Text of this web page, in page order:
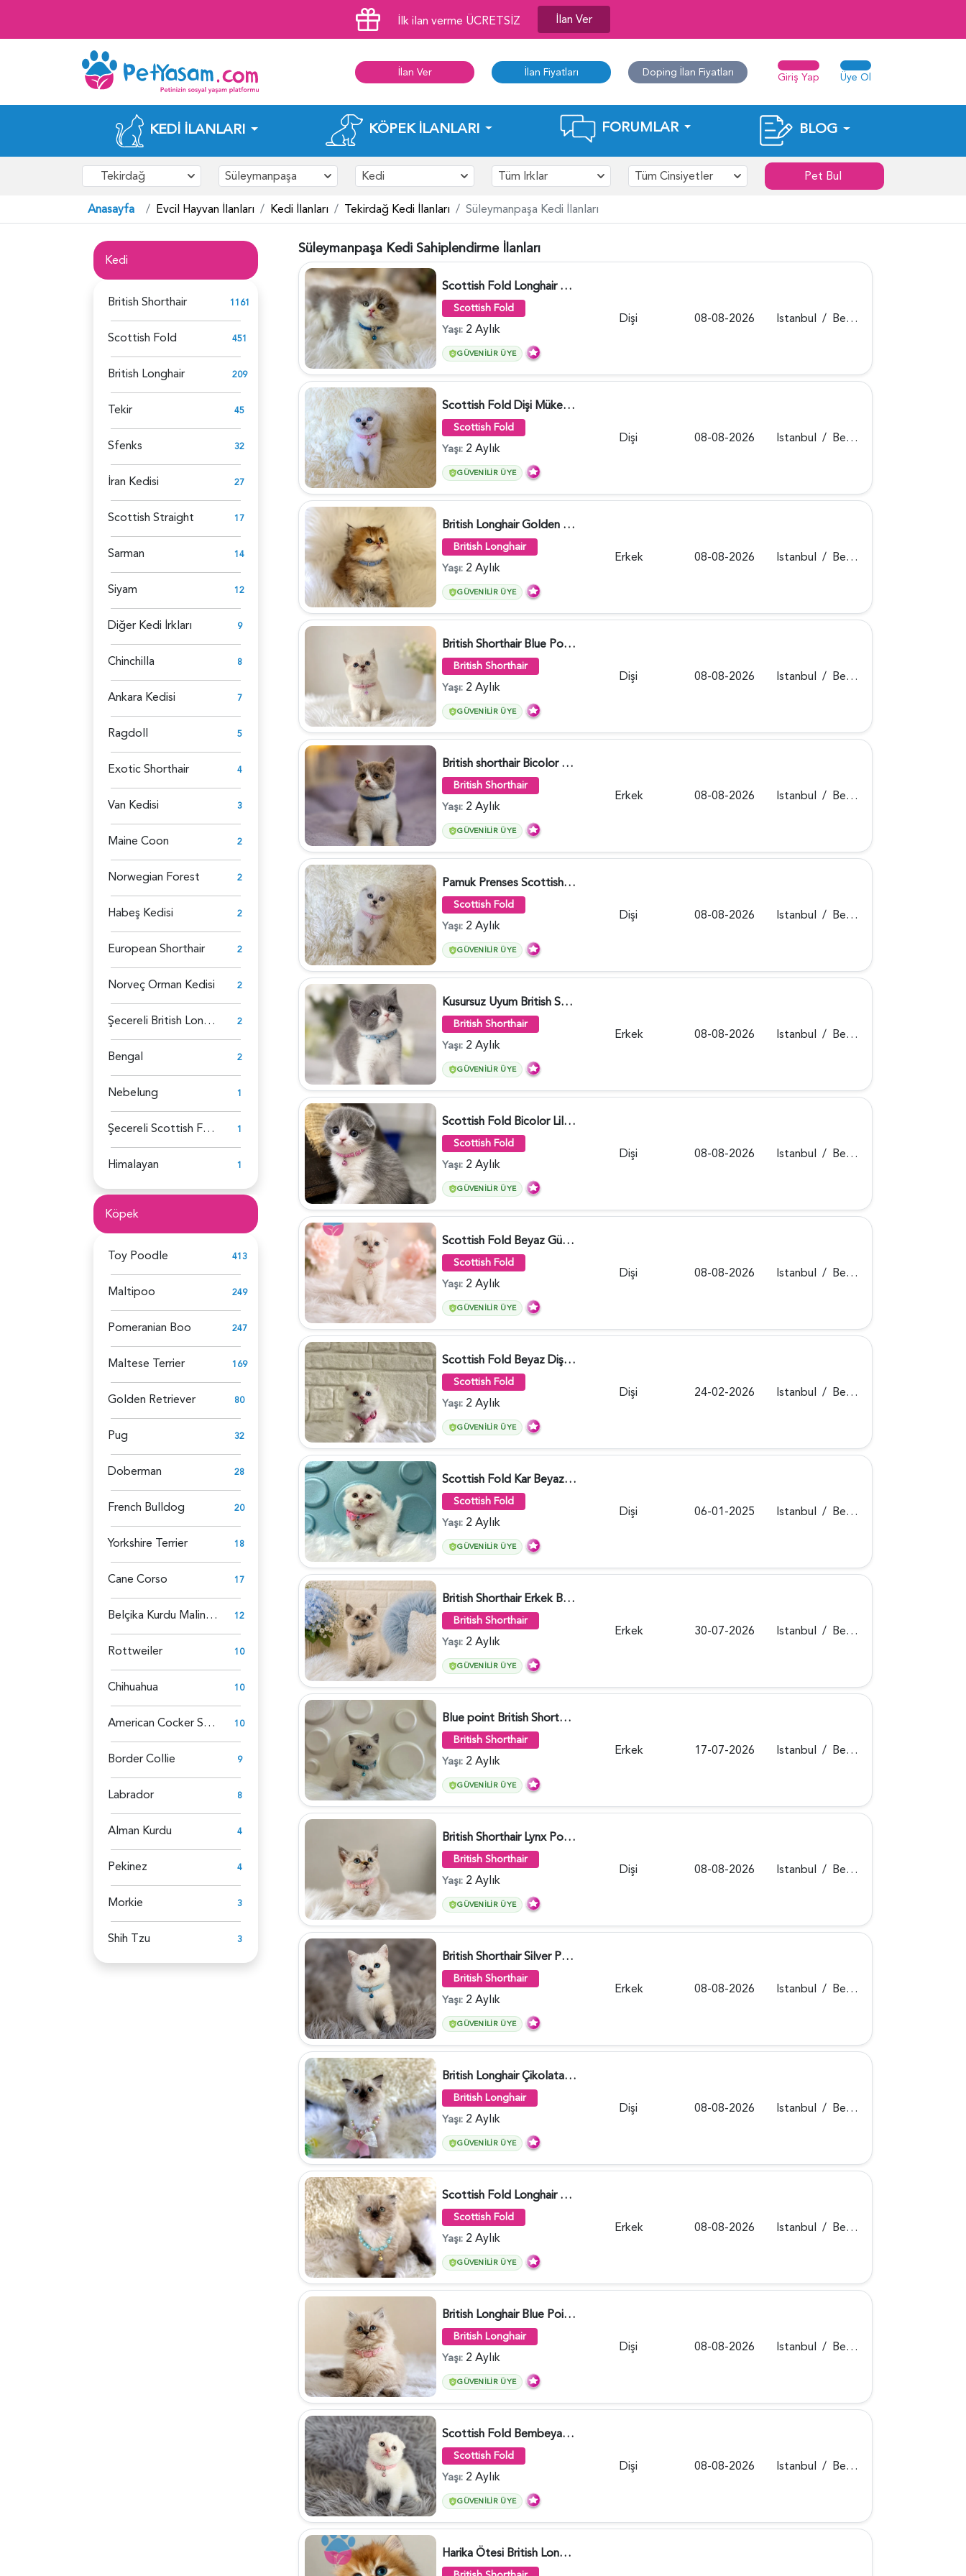
İlk ilan verme ÜCRETSİZ İlan Ver
İlan Ver İlan Fiyatları Doping İlan Fiyatları Giriş Yap Üye Ol
KEDI İLANLARI KÖPEK İLANLARI FORUMLAR BLOG
Tekirdağ Süleymanpaşa Kedi Tüm Irklar Tüm Cinsiyetler Pet Bul
Anasayfa Evcil Hayvan İlanları Kedi İlanları Tekirdağ Kedi İlanları Süleymanpaşa Kedi İlanları
Kedi
British Shorthair 1161
Scottish Fold 451
British Longhair 209
Tekir 45
Sfenks 32
İran Kedisi 27
Scottish Straight 17
Sarman 14
Siyam 12
Diğer Kedi İrkları 9
Chinchilla 8
Ankara Kedisi 7
Ragdoll 5
Exotic Shorthair 4
Van Kedisi 3
Maine Coon 2
Norwegian Forest 2
Habeş Kedisi 2
European Shorthair 2
Norveç Orman Kedisi 2
Şecereli British Longhair 2
Bengal 2
Nebelung 1
Şecereli Scottish Fold 1
Himalayan 1
Köpek
Toy Poodle 413
Maltipoo 249
Pomeranian Boo 247
Maltese Terrier 169
Golden Retriever 80
Pug 32
Doberman 28
French Bulldog 20
Yorkshire Terrier 18
Cane Corso 17
Belçika Kurdu Malinois 12
Rottweiler 10
Chihuahua 10
American Cocker Spaniel 10
Border Collie 9
Labrador 8
Alman Kurdu 4
Pekinez 4
Morkie 3
Shih Tzu 3
Süleymanpaşa Kedi Sahiplendirme İlanları
Scottish Fold Longhair Lilac Bi Color 2 Aylık - 5908
Scottish Fold
Yaşı: 2 Aylık
GÜVENILIR ÜYE
Dişi 08-08-2026 Istanbul / Beykoz
Scottish Fold Dişi Mükemmel Yavrumuz - 5909
Scottish Fold
Yaşı: 2 Aylık
GÜVENILIR ÜYE
Dişi 08-08-2026 Istanbul / Beykoz
British Longhair Golden Erkek Yavrumuz - 5910
British Longhair
Yaşı: 2 Aylık
GÜVENILIR ÜYE
Erkek 08-08-2026 Istanbul / Beykoz
British Shorthair Blue Point Kızımız 2 Aylık - 5149
British Shorthair
Yaşı: 2 Aylık
GÜVENILIR ÜYE
Dişi 08-08-2026 Istanbul / Beykoz
British shorthair Bicolor Lilac Erkek - 5905
British Shorthair
Yaşı: 2 Aylık
GÜVENILIR ÜYE
Erkek 08-08-2026 Istanbul / Beykoz
Pamuk Prenses Scottish Fold Maviş Yavrumuz - 6009
Scottish Fold
Yaşı: 2 Aylık
GÜVENILIR ÜYE
Dişi 08-08-2026 Istanbul / Beykoz
Kusursuz Uyum British Shorthair Bi Color Erkek - 6011
British Shorthair
Yaşı: 2 Aylık
GÜVENILIR ÜYE
Erkek 08-08-2026 Istanbul / Beykoz
Scottish Fold Bicolor Lilac Dişi - 6014
Scottish Fold
Yaşı: 2 Aylık
GÜVENILIR ÜYE
Dişi 08-08-2026 Istanbul / Beykoz
Scottish Fold Beyaz Güzellik 2 Aylık - 4690
Scottish Fold
Yaşı: 2 Aylık
GÜVENILIR ÜYE
Dişi 08-08-2026 Istanbul / Beykoz
Scottish Fold Beyaz Dişi Baby Face 2 Aylık - 3704
Scottish Fold
Yaşı: 2 Aylık
GÜVENILIR ÜYE
Dişi 24-02-2026 Istanbul / Beykoz
Scottish Fold Kar Beyazı Dişi 2 Aylık - 2980
Scottish Fold
Yaşı: 2 Aylık
GÜVENILIR ÜYE
Dişi 06-01-2025 Istanbul / Beykoz
British Shorthair Erkek Bluepoint 2 Aylık - 4448
British Shorthair
Yaşı: 2 Aylık
GÜVENILIR ÜYE
Erkek 30-07-2026 Istanbul / Beykoz
Blue point British Shorthair Kedim 2 Aylık - 4132
British Shorthair
Yaşı: 2 Aylık
GÜVENILIR ÜYE
Erkek 17-07-2026 Istanbul / Beykoz
British Shorthair Lynx Point Dişi Yavrumuz Yuva Arıyor - 5148
British Shorthair
Yaşı: 2 Aylık
GÜVENILIR ÜYE
Dişi 08-08-2026 Istanbul / Beykoz
British Shorthair Silver Point Erkek 2 Aylık - 6122
British Shorthair
Yaşı: 2 Aylık
GÜVENILIR ÜYE
Erkek 08-08-2026 Istanbul / Beykoz
British Longhair Çikolata Nadir Renk Göz Kamaştırıcı - 6117
British Longhair
Yaşı: 2 Aylık
GÜVENILIR ÜYE
Dişi 08-08-2026 Istanbul / Beykoz
Scottish Fold Longhair Çikolata Erkek Yavrumuz - 6119
Scottish Fold
Yaşı: 2 Aylık
GÜVENILIR ÜYE
Erkek 08-08-2026 Istanbul / Beykoz
British Longhair Blue Point Afrodit Yuva Arıyor - 6118
British Longhair
Yaşı: 2 Aylık
GÜVENILIR ÜYE
Dişi 08-08-2026 Istanbul / Beykoz
Scottish Fold Bembeyaz Pembe Burun Yavrumuz - 6120
Scottish Fold
Yaşı: 2 Aylık
GÜVENILIR ÜYE
Dişi 08-08-2026 Istanbul / Beykoz
Harika Ötesi British Longhair Golden Parlayan Yıldız - 6141